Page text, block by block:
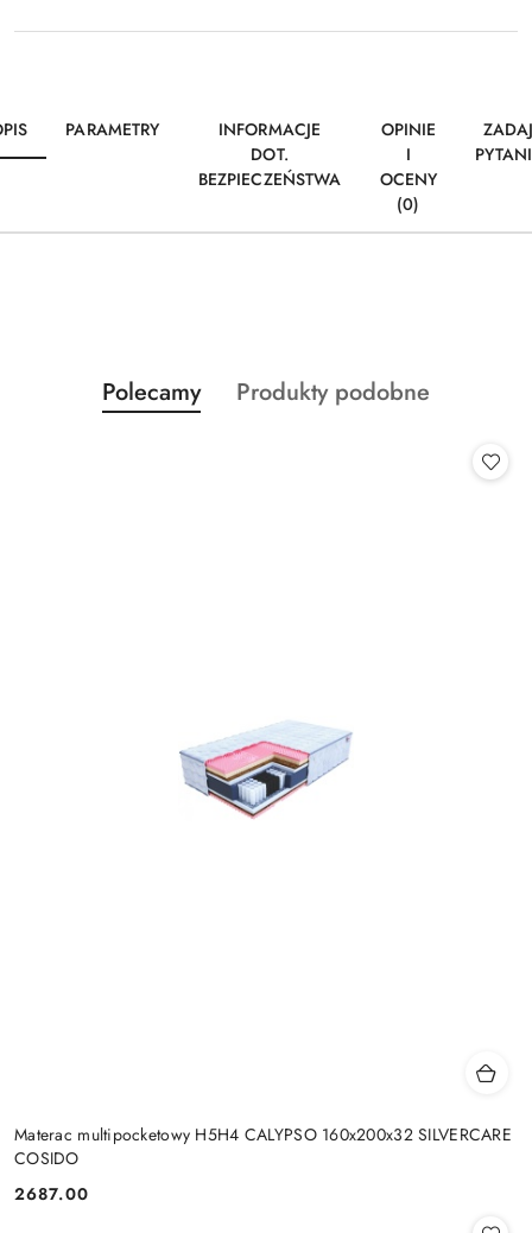
PARAMETRY
INFORMACJE
DOT.
BEZPIECZEŃSTWA
OPINIE
I
OCENY
(0)
Pomiń karuzelę produktów
Produkty
o
Polecamy
Produkty
Produkty podobne
Materac multipocketowy H5H4 CALYPSO 160x200x32 SILVERCARE
COSIDO
Cena:
2687.00